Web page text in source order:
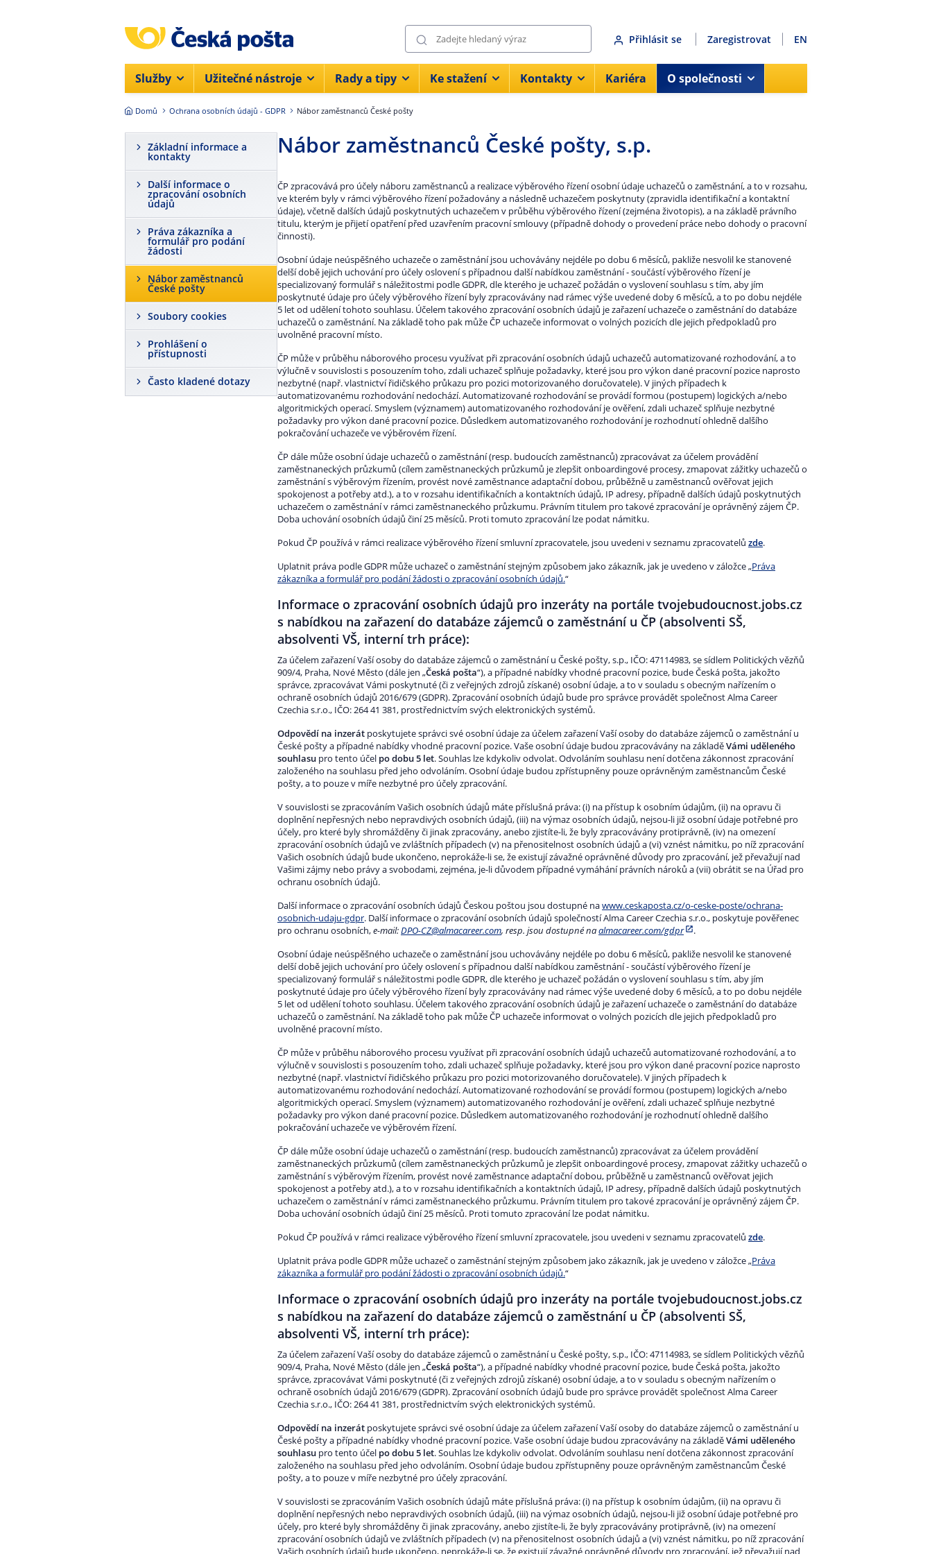
Přihlásit se Zaregistrovat EN
Služby Užitečné nástroje Rady a tipy Ke stažení Kontakty Kariéra O společnosti
Domů Ochrana osobních údajů - GDPR Nábor zaměstnanců České pošty
Základní informace a
kontakty
Další informace o
zpracování osobních
údajů
Práva zákazníka a
formulář pro podání
žádosti
Nábor zaměstnanců
České pošty
Soubory cookies
Prohlášení o
přístupnosti
Často kladené dotazy
Nábor zaměstnanců České pošty, s.p.
ČP zpracovává pro účely náboru zaměstnanců a realizace výběrového řízení osobní údaje uchazečů o zaměstnání, a to v rozsahu,
ve kterém byly v rámci výběrového řízení požadovány a následně uchazečem poskytnuty (zpravidla identifikační a kontaktní
údaje), včetně dalších údajů poskytnutých uchazečem v průběhu výběrového řízení (zejména životopis), a na základě právního
titulu, kterým je přijetí opatření před uzavřením pracovní smlouvy (případně dohody o provedení práce nebo dohody o pracovní
činnosti).
Osobní údaje neúspěšného uchazeče o zaměstnání jsou uchovávány nejdéle po dobu 6 měsíců, pakliže nesvolil ke stanovené
delší době jejich uchování pro účely oslovení s případnou další nabídkou zaměstnání - součástí výběrového řízení je
specializovaný formulář s náležitostmi podle GDPR, dle kterého je uchazeč požádán o vyslovení souhlasu s tím, aby jím
poskytnuté údaje pro účely výběrového řízení byly zpracovávány nad rámec výše uvedené doby 6 měsíců, a to po dobu nejdéle
5 let od udělení tohoto souhlasu. Účelem takového zpracování osobních údajů je zařazení uchazeče o zaměstnání do databáze
uchazečů o zaměstnání. Na základě toho pak může ČP uchazeče informovat o volných pozicích dle jejich předpokladů pro
uvolněné pracovní místo.
ČP může v průběhu náborového procesu využívat při zpracování osobních údajů uchazečů automatizované rozhodování, a to
výlučně v souvislosti s posouzením toho, zdali uchazeč splňuje požadavky, které jsou pro výkon dané pracovní pozice naprosto
nezbytné (např. vlastnictví řidičského průkazu pro pozici motorizovaného doručovatele). V jiných případech k
automatizovanému rozhodování nedochází. Automatizované rozhodování se provádí formou (postupem) logických a/nebo
algoritmických operací. Smyslem (významem) automatizovaného rozhodování je ověření, zdali uchazeč splňuje nezbytné
požadavky pro výkon dané pracovní pozice. Důsledkem automatizovaného rozhodování je rozhodnutí ohledně dalšího
pokračování uchazeče ve výběrovém řízení.
ČP dále může osobní údaje uchazečů o zaměstnání (resp. budoucích zaměstnanců) zpracovávat za účelem provádění
zaměstnaneckých průzkumů (cílem zaměstnaneckých průzkumů je zlepšit onboardingové procesy, zmapovat zážitky uchazečů o
zaměstnání s výběrovým řízením, provést nové zaměstnance adaptační dobou, průběžně u zaměstnanců ověřovat jejich
spokojenost a potřeby atd.), a to v rozsahu identifikačních a kontaktních údajů, IP adresy, případně dalších údajů poskytnutých
uchazečem o zaměstnání v rámci zaměstnaneckého průzkumu. Právním titulem pro takové zpracování je oprávněný zájem ČP.
Doba uchování osobních údajů činí 25 měsíců. Proti tomuto zpracování lze podat námitku.
Pokud ČP používá v rámci realizace výběrového řízení smluvní zpracovatele, jsou uvedeni v seznamu zpracovatelů zde.
Uplatnit práva podle GDPR může uchazeč o zaměstnání stejným způsobem jako zákazník, jak je uvedeno v záložce „Práva
zákazníka a formulář pro podání žádosti o zpracování osobních údajů.“
Informace o zpracování osobních údajů pro inzeráty na portále tvojebudoucnost.jobs.cz
s nabídkou na zařazení do databáze zájemců o zaměstnání u ČP (absolventi SŠ,
absolventi VŠ, interní trh práce):
Za účelem zařazení Vaší osoby do databáze zájemců o zaměstnání u České pošty, s.p., IČO: 47114983, se sídlem Politických vězňů
909/4, Praha, Nové Město (dále jen „Česká pošta“), a případné nabídky vhodné pracovní pozice, bude Česká pošta, jakožto
správce, zpracovávat Vámi poskytnuté (či z veřejných zdrojů získané) osobní údaje, a to v souladu s obecným nařízením o
ochraně osobních údajů 2016/679 (GDPR). Zpracování osobních údajů bude pro správce provádět společnost Alma Career
Czechia s.r.o., IČO: 264 41 381, prostřednictvím svých elektronických systémů.
Odpovědí na inzerát poskytujete správci své osobní údaje za účelem zařazení Vaší osoby do databáze zájemců o zaměstnání u
České pošty a případné nabídky vhodné pracovní pozice. Vaše osobní údaje budou zpracovávány na základěVámi uděleného
souhlasu pro tento účel po dobu 5 let. Souhlas lze kdykoliv odvolat. Odvoláním souhlasu není dotčena zákonnost zpracování
založeného na souhlasu před jeho odvoláním. Osobní údaje budou zpřístupněny pouze oprávněným zaměstnancům České
pošty, a to pouze v míře nezbytné pro účely zpracování.
V souvislosti se zpracováním Vašich osobních údajů máte příslušná práva: (i) na přístup k osobním údajům, (ii) na opravu či
doplnění nepřesných nebo nepravdivých osobních údajů, (iii) na výmaz osobních údajů, nejsou-li již osobní údaje potřebné pro
účely, pro které byly shromážděny či jinak zpracovány, anebo zjistíte-li, že byly zpracovávány protiprávně, (iv) na omezení
zpracování osobních údajů ve zvláštních případech (v) na přenositelnost osobních údajů a (vi) vznést námitku, po níž zpracování
Vašich osobních údajů bude ukončeno, neprokáže-li se, že existují závažné oprávněné důvody pro zpracování, jež převažují nad
Vašimi zájmy nebo právy a svobodami, zejména, je-li důvodem případné vymáhání právních nároků a (vii) obrátit se na Úřad pro
ochranu osobních údajů.
Další informace o zpracování osobních údajů Českou poštou jsou dostupné nawww.ceskaposta.cz/o-ceske-poste/ochrana-
osobnich-udaju-gdpr. Další informace o zpracování osobních údajů společností Alma Career Czechia s.r.o., poskytuje pověřenec
pro ochranu osobních,e-mail:DPO-CZ@almacareer.com, resp. jsou dostupné naalmacareer.com/gdpr
.
Osobní údaje neúspěšného uchazeče o zaměstnání jsou uchovávány nejdéle po dobu 6 měsíců, pakliže nesvolil ke stanovené
delší době jejich uchování pro účely oslovení s případnou další nabídkou zaměstnání - součástí výběrového řízení je
specializovaný formulář s náležitostmi podle GDPR, dle kterého je uchazeč požádán o vyslovení souhlasu s tím, aby jím
poskytnuté údaje pro účely výběrového řízení byly zpracovávány nad rámec výše uvedené doby 6 měsíců, a to po dobu nejdéle
5 let od udělení tohoto souhlasu. Účelem takového zpracování osobních údajů je zařazení uchazeče o zaměstnání do databáze
uchazečů o zaměstnání. Na základě toho pak může ČP uchazeče informovat o volných pozicích dle jejich předpokladů pro
uvolněné pracovní místo.
ČP může v průběhu náborového procesu využívat při zpracování osobních údajů uchazečů automatizované rozhodování, a to
výlučně v souvislosti s posouzením toho, zdali uchazeč splňuje požadavky, které jsou pro výkon dané pracovní pozice naprosto
nezbytné (např. vlastnictví řidičského průkazu pro pozici motorizovaného doručovatele). V jiných případech k
automatizovanému rozhodování nedochází. Automatizované rozhodování se provádí formou (postupem) logických a/nebo
algoritmických operací. Smyslem (významem) automatizovaného rozhodování je ověření, zdali uchazeč splňuje nezbytné
požadavky pro výkon dané pracovní pozice. Důsledkem automatizovaného rozhodování je rozhodnutí ohledně dalšího
pokračování uchazeče ve výběrovém řízení.
ČP dále může osobní údaje uchazečů o zaměstnání (resp. budoucích zaměstnanců) zpracovávat za účelem provádění
zaměstnaneckých průzkumů (cílem zaměstnaneckých průzkumů je zlepšit onboardingové procesy, zmapovat zážitky uchazečů o
zaměstnání s výběrovým řízením, provést nové zaměstnance adaptační dobou, průběžně u zaměstnanců ověřovat jejich
spokojenost a potřeby atd.), a to v rozsahu identifikačních a kontaktních údajů, IP adresy, případně dalších údajů poskytnutých
uchazečem o zaměstnání v rámci zaměstnaneckého průzkumu. Právním titulem pro takové zpracování je oprávněný zájem ČP.
Doba uchování osobních údajů činí 25 měsíců. Proti tomuto zpracování lze podat námitku.
Pokud ČP používá v rámci realizace výběrového řízení smluvní zpracovatele, jsou uvedeni v seznamu zpracovatelů zde.
Uplatnit práva podle GDPR může uchazeč o zaměstnání stejným způsobem jako zákazník, jak je uvedeno v záložce „Práva
zákazníka a formulář pro podání žádosti o zpracování osobních údajů.“
Informace o zpracování osobních údajů pro inzeráty na portále tvojebudoucnost.jobs.cz
s nabídkou na zařazení do databáze zájemců o zaměstnání u ČP (absolventi SŠ,
absolventi VŠ, interní trh práce):
Za účelem zařazení Vaší osoby do databáze zájemců o zaměstnání u České pošty, s.p., IČO: 47114983, se sídlem Politických vězňů
909/4, Praha, Nové Město (dále jen „Česká pošta“), a případné nabídky vhodné pracovní pozice, bude Česká pošta, jakožto
správce, zpracovávat Vámi poskytnuté (či z veřejných zdrojů získané) osobní údaje, a to v souladu s obecným nařízením o
ochraně osobních údajů 2016/679 (GDPR). Zpracování osobních údajů bude pro správce provádět společnost Alma Career
Czechia s.r.o., IČO: 264 41 381, prostřednictvím svých elektronických systémů.
Odpovědí na inzerát poskytujete správci své osobní údaje za účelem zařazení Vaší osoby do databáze zájemců o zaměstnání u
České pošty a případné nabídky vhodné pracovní pozice. Vaše osobní údaje budou zpracovávány na základěVámi uděleného
souhlasu pro tento účel po dobu 5 let. Souhlas lze kdykoliv odvolat. Odvoláním souhlasu není dotčena zákonnost zpracování
založeného na souhlasu před jeho odvoláním. Osobní údaje budou zpřístupněny pouze oprávněným zaměstnancům České
pošty, a to pouze v míře nezbytné pro účely zpracování.
V souvislosti se zpracováním Vašich osobních údajů máte příslušná práva: (i) na přístup k osobním údajům, (ii) na opravu či
doplnění nepřesných nebo nepravdivých osobních údajů, (iii) na výmaz osobních údajů, nejsou-li již osobní údaje potřebné pro
účely, pro které byly shromážděny či jinak zpracovány, anebo zjistíte-li, že byly zpracovávány protiprávně, (iv) na omezení
zpracování osobních údajů ve zvláštních případech (v) na přenositelnost osobních údajů a (vi) vznést námitku, po níž zpracování
Vašich osobních údajů bude ukončeno, neprokáže-li se, že existují závažné oprávněné důvody pro zpracování, jež převažují nad